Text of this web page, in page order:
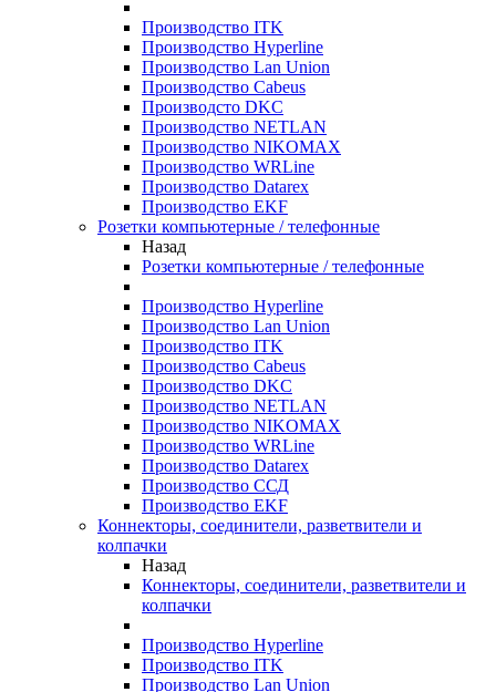
Производство ITK
Производство Hyperline
Производство Lan Union
Производство Cabeus
Производсто DKC
Производство NETLAN
Производство NIKOMAX
Производство WRLine
Производство Datarex
Производство EKF
Розетки компьютерные / телефонные
Назад
Розетки компьютерные / телефонные
Производство Hyperline
Производство Lan Union
Производство ITK
Производство Cabeus
Производство DKC
Производство NETLAN
Производство NIKOMAX
Производство WRLine
Производство Datarex
Производство ССД
Производство EKF
Коннекторы, соединители, разветвители и
колпачки
Назад
Коннекторы, соединители, разветвители и
колпачки
Производство Hyperline
Производство ITK
Производство Lan Union